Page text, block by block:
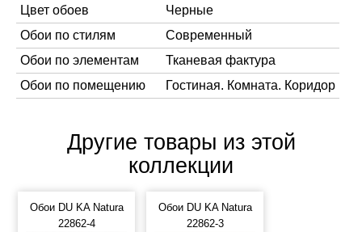
Цвет обоев
Черные
Обои по стилям
Современный
Обои по элементам
Тканевая фактура
Обои по помещению
Гостиная. Комната. Коридор
Другие товары из этой
коллекции
Обои DU KA Natura
22862-4
Обои DU KA Natura
22862-3